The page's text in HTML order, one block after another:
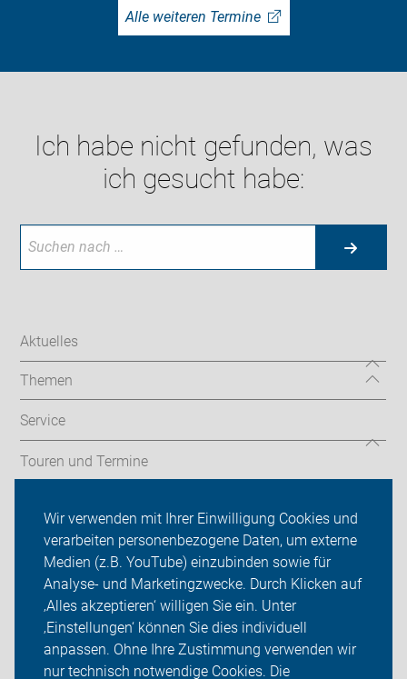
Wir verwenden mit Ihrer Einwilligung Cookies und
verarbeiten personenbezogene Daten, um externe
Medien (z.B. YouTube) einzubinden sowie für
Analyse- und Marketingzwecke. Durch Klicken auf
‚Alles akzeptieren‘ willigen Sie ein. Unter
‚Einstellungen‘ können Sie dies individuell
anpassen. Ohne Ihre Zustimmung verwenden wir
nur technisch notwendige Cookies. Die
Alle weiteren Termine
Ich habe nicht gefunden, was
ich gesucht habe:
Aktuelles
Themen
Service
Touren und Termine
ADFC Karlsruhe
Sei dabei
Presse
Login